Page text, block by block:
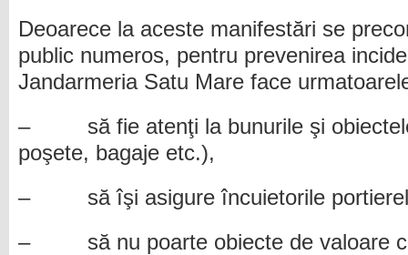
Deoarece la aceste manifestări se
public numeros, pentru prevenirea
Jandarmeria Satu Mare face
– să fie atenţi la bunurile şi
poşete, bagaje etc.),
– să îşi asigure încuietorile
– să nu poarte obiecte de valoare